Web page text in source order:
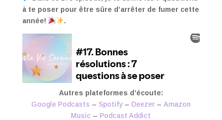
à te poser pour être sûre d’arrêter de fumer cette
année!
.
Autres plateformes d’écoute:
Google Podcasts – Spotify– Deezer– Amazon
Music – Podcast Addict